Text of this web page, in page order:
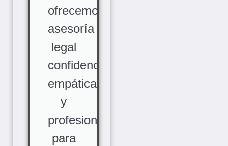
ofrecemos
asesoría
legal
confidencial,
empática
y
profesional,
para